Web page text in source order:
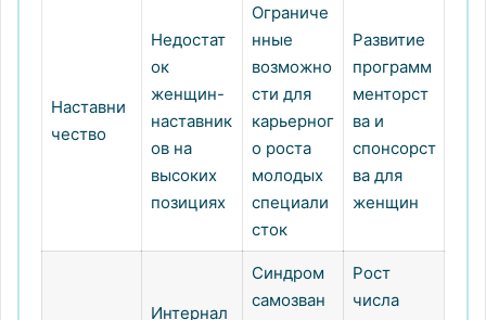
Наставни
чество
Недостат
ок
женщин-
наставник
ов на
высоких
позициях
Ограниче
нные
возможно
сти для
карьерног
о роста
молодых
специали
сток
Развитие
программ
менторст
ва и
спонсорст
ва для
женщин
Интернал
Синдром
самозван
Рост
числа